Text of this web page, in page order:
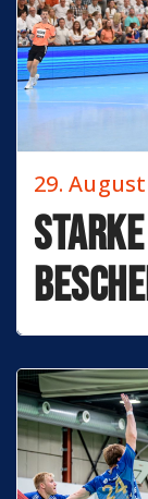
29.